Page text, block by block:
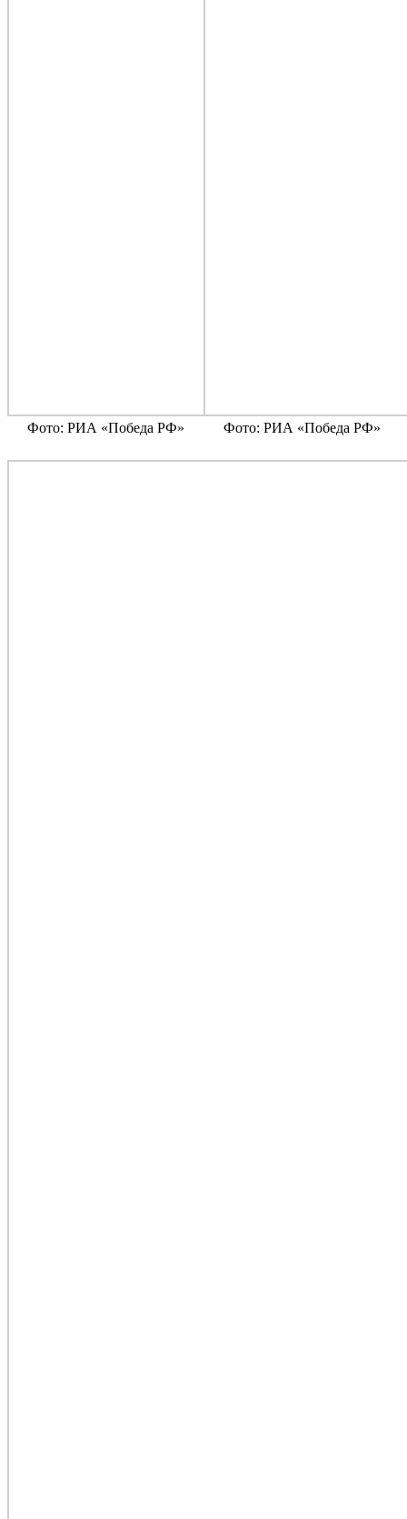
Фото: РИА «Победа РФ» Фото: РИА «Победа РФ»